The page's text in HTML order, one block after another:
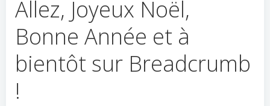
Allez, Joyeux Noël,
Bonne Année et à
bientôt sur Breadcrumb
!